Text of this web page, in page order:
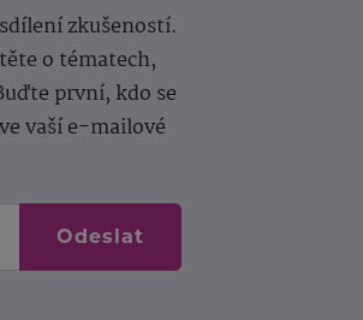
zkušeností.
o tématech,
první, kdo se
vaší e-mailové
Odeslat